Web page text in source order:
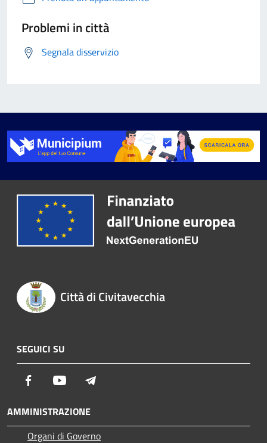
Problemi in città
Segnala disservizio
Città di Civitavecchia
SEGUICI SU
Facebook Youtube
AMMINISTRAZIONE
Organi di Governo